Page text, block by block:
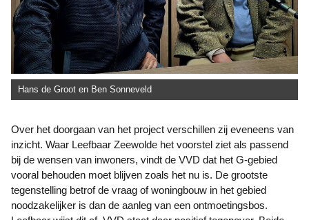
Hans de Groot en Ben Sonneveld
Over het doorgaan van het project verschillen zij eveneens van
inzicht. Waar Leefbaar Zeewolde het voorstel ziet als passend
bij de wensen van inwoners, vindt de VVD dat het G-gebied
vooral behouden moet blijven zoals het nu is. De grootste
tegenstelling betrof de vraag of woningbouw in het gebied
noodzakelijker is dan de aanleg van een ontmoetingsbos.